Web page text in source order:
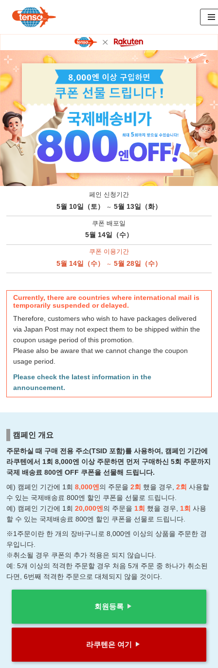
텐
건
너
뛰
기
페인 신청기간
5월 10일（토） ～ 5월 13일（화）
쿠폰 배포일
5월 14일（수）
쿠폰 이용기간
5월 14일（수） ～ 5월 28일（수）
Currently, there are countries where international mail is
temporarily suspended or delayed.
Therefore, customers who wish to have packages delivered
via Japan Post may not expect them to be shipped within the
coupon usage period of this promotion.
Please also be aware that we cannot change the coupon
usage period.
Please check the latest information in the
announcement.
캠페인 개요
주문하실 때 구매 전용 주소(TSID 포함)를 사용하여, 캠페인 기간에
라쿠텐에서 1회 8,000엔 이상 주문하면 먼저 구매하신 5회 주문까지
국제 배송료 800엔 OFF 쿠폰을 선물해 드립니다.
예) 캠페인 기간에 1회8,000엔의 주문을2회 했을 경우,2회사용할
수 있는 국제배송료 800엔 할인 쿠폰을 선물로 드립니다.
예) 캠페인 기간에 1회20,000엔의 주문을 1회 했을 경우, 1회 사용
할 수 있는 국제배송료 800엔 할인 쿠폰을 선물로 드립니다.
※1주문이란 한 개의 장바구니로 8,000엔 이상의 상품을 주문한 경
우입니다.
※취소될 경우 쿠폰의 추가 적용은 되지 않습니다.
예: 5개 이상의 적격한 주문할 경우 처음 5개 주문 중 하나가 취소된
다면, 6번째 적격한 주문으로 대체되지 않을 것이다.
회원등록
라쿠텐은 여기